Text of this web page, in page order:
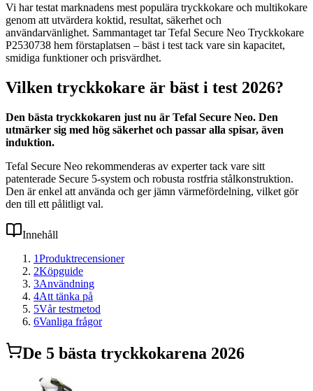
Vi har testat marknadens mest populära tryckkokare och multikokare
genom att utvärdera koktid, resultat, säkerhet och
användarvänlighet. Sammantaget tar Tefal Secure Neo Tryckkokare
P2530738 hem förstaplatsen – bäst i test tack vare sin kapacitet,
smidiga funktioner och prisvärdhet.
Vilken tryckkokare är bäst i test 2026?
Den bästa tryckkokaren just nu är Tefal Secure Neo. Den
utmärker sig med hög säkerhet och passar alla spisar, även
induktion.
Tefal Secure Neo rekommenderas av experter tack vare sitt
patenterade Secure 5-system och robusta rostfria stålkonstruktion.
Den är enkel att använda och ger jämn värmefördelning, vilket gör
den till ett pålitligt val.
Innehåll
1Produktrecensioner
2Köpguide
3Användning
4Att tänka på
5Vår testmetod
6Vanliga frågor
De 5 bästa tryckkokarena 2026